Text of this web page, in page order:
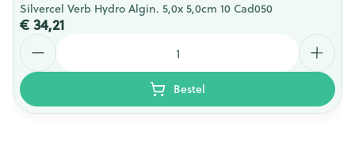
Silvercel Verb Hydro Algin. 5,0x 5,0cm 10 Cad050
€ 34,21
Bestel